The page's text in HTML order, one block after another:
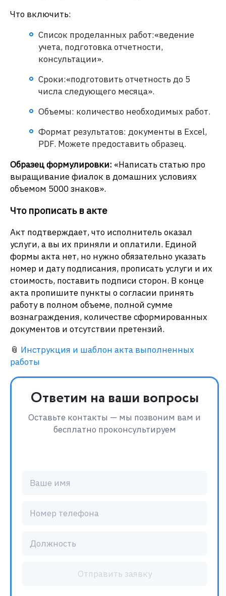
Что включить:
Список проделанных работ:«ведение
учета, подготовка отчетности,
консультации».
Сроки:«подготовить отчетность до 5
числа следующего месяца».
Объемы: количество необходимых работ.
Формат результатов: документы в Excel,
PDF. Можете предоставить образец.
Образец формулировки: «Написать статью про
выращивание фиалок в домашних условиях
объемом 5000 знаков».
Что прописать в акте
Акт подтверждает, что исполнитель оказал
услуги, а вы их приняли и оплатили. Единой
формы акта нет, но нужно обязательно указать
номер и дату подписания, прописать услуги и их
стоимость, поставить подписи сторон. В конце
акта пропишите пункты о согласии принять
работу в полном объеме, полной сумме
вознаграждения, количестве сформированных
документов и отсутствии претензий.
📎 Инструкция и шаблон акта выполненных
работы